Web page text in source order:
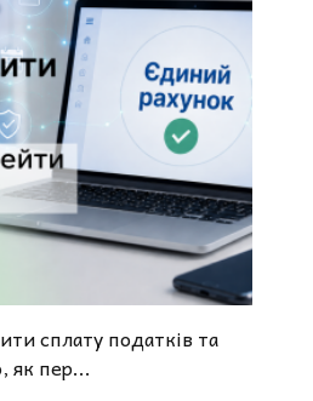
сплату податків та
як пер...